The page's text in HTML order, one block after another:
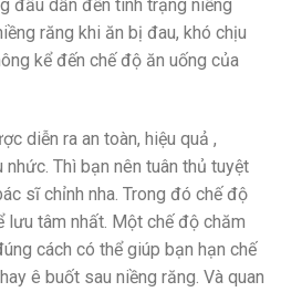
đầu dẫn đến tình trạng niềng
răng khi ăn bị đau, khó chịu
kể đến chế độ ăn uống của
diễn ra an toàn, hiệu quả ,
nhức. Thì bạn nên tuân thủ tuyệt
sĩ chỉnh nha. Trong đó chế độ
lưu tâm nhất. Một chế độ chăm
cách có thể giúp bạn hạn chế
ê buốt sau niềng răng. Và quan